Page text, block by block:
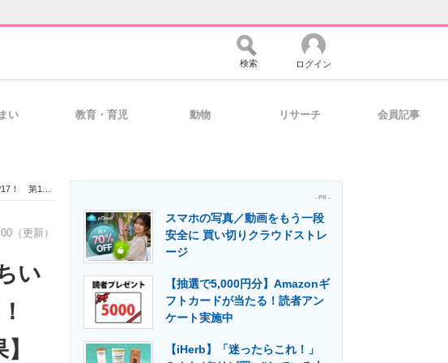
経営リーダーのコミュニティ マーケ×ITの今がよく分かる
製造業のIT導入・活用を支援
検索 ログイン
い 教育・育児 動物 リサーチ 会員記事
新投票結果】
（更新）
い
！
- PR -
スマホの写真／動画をもう一段
安全に 買い切りクラウドストレ
ージ
【抽選で5,000円分】Amazonギ
フトカードが当たる！読者アン
ケート実施中
【iHerb】「迷ったらこれ！」